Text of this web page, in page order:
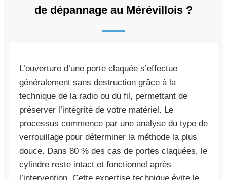
de dépannage au Mérévillois ?
L’ouverture d’une porte claquée s’effectue
généralement sans destruction grâce à la
technique de la radio ou du fil, permettant de
préserver l’intégrité de votre matériel. Le
processus commence par une analyse du type de
verrouillage pour déterminer la méthode la plus
douce. Dans 80 % des cas de portes claquées, le
cylindre reste intact et fonctionnel après